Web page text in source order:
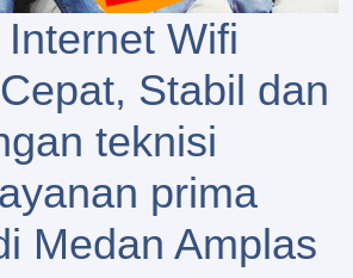
Wifi
Stabil dan
teknisi
prima
Medan Amplas